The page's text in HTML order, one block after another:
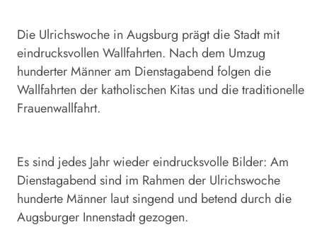
Die Ulrichswoche in Augsburg prägt die Stadt mit
eindrucksvollen Wallfahrten. Nach dem Umzug
hunderter Männer am Dienstagabend folgen die
Wallfahrten der katholischen Kitas und die traditionelle
Frauenwallfahrt.
Es sind jedes Jahr wieder eindrucksvolle Bilder: Am
Dienstagabend sind im Rahmen der Ulrichswoche
hunderte Männer laut singend und betend durch die
Augsburger Innenstadt gezogen.